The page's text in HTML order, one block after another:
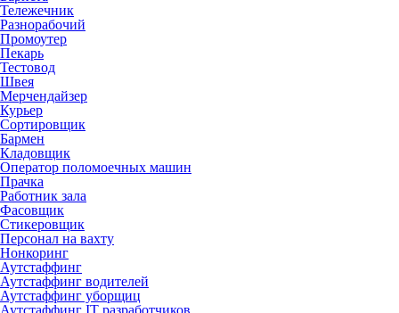
Тележечник
Разнорабочий
Промоутер
Пекарь
Тестовод
Швея
Мерчендайзер
Курьер
Сортировщик
Бармен
Кладовщик
Оператор поломоечных машин
Прачка
Работник зала
Фасовщик
Стикеровщик
Персонал на вахту
Нонкоринг
Аутстаффинг
Аутстаффинг водителей
Аутстаффинг уборщиц
Аутстаффинг IT разработчиков